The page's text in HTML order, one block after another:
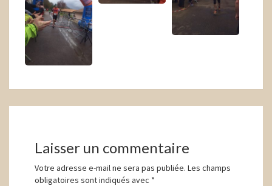
Laisser un commentaire
Votre adresse e-mail ne sera pas publiée. Les champs
obligatoires sont indiqués avec *